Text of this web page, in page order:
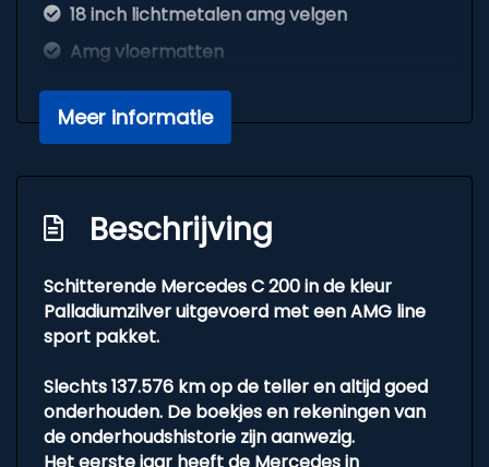
18 inch lichtmetalen amg velgen
Amg vloermatten
Automatische verlichting
Bluetooth
Elektronisch stabiliteits programma
Geventileerde en geperforeerde
remschijven voor
Led knipperlicht spiegels
Schakelpaddles
Sport uitlaat
Uitlaat sierstuk
Meer informatie
Beschrijving
Schitterende Mercedes C 200 in de kleur
Palladiumzilver uitgevoerd met een AMG line
sport pakket.
Slechts 137.576 km op de teller en altijd goed
onderhouden. De boekjes en rekeningen van
de onderhoudshistorie zijn aanwezig.